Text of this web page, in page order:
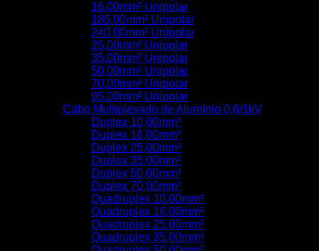
16,00mm² Unipolar
185,00mm² Unipolar
240,00mm² Unipolar
25,00mm² Unipolar
35,00mm² Unipolar
50,00mm² Unipolar
70,00mm² Unipolar
95,00mm² Unipolar
Cabo Multiplexado de Alumínio 0,6/1kV
Duplex 10,00mm²
Duplex 16,00mm²
Duplex 25,00mm²
Duplex 35,00mm²
Duplex 50,00mm²
Duplex 70,00mm²
Quadruplex 10,00mm²
Quadruplex 16,00mm²
Quadruplex 25,00mm²
Quadruplex 35,00mm²